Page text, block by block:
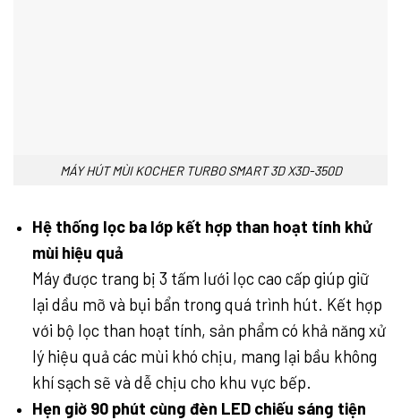
MÁY HÚT MÙI KOCHER TURBO SMART 3D X3D-350D
Hệ thống lọc ba lớp kết hợp than hoạt tính khử
mùi hiệu quả
Máy được trang bị 3 tấm lưới lọc cao cấp giúp giữ
lại dầu mỡ và bụi bẩn trong quá trình hút. Kết hợp
với bộ lọc than hoạt tính, sản phẩm có khả năng xử
lý hiệu quả các mùi khó chịu, mang lại bầu không
khí sạch sẽ và dễ chịu cho khu vực bếp.
Hẹn giờ 90 phút cùng đèn LED chiếu sáng tiện